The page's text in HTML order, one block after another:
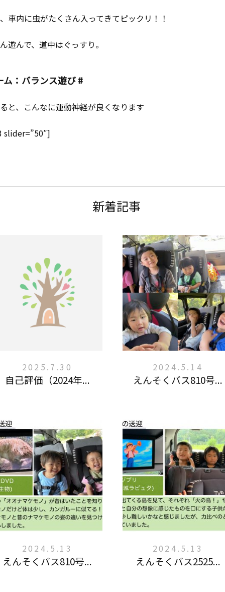
車内に虫がたくさん入ってきてピックリ！！
遊んで、道中はぐっすり。
ム：バランス遊び #
と、こんなに運動神経が良くなります
新着記事
2025.7.30
自己評価（2024年...
2024.5.14
えんそくバス810号...
2024.5.13
えんそくバス810号...
2024.5.13
えんそくバス2525...